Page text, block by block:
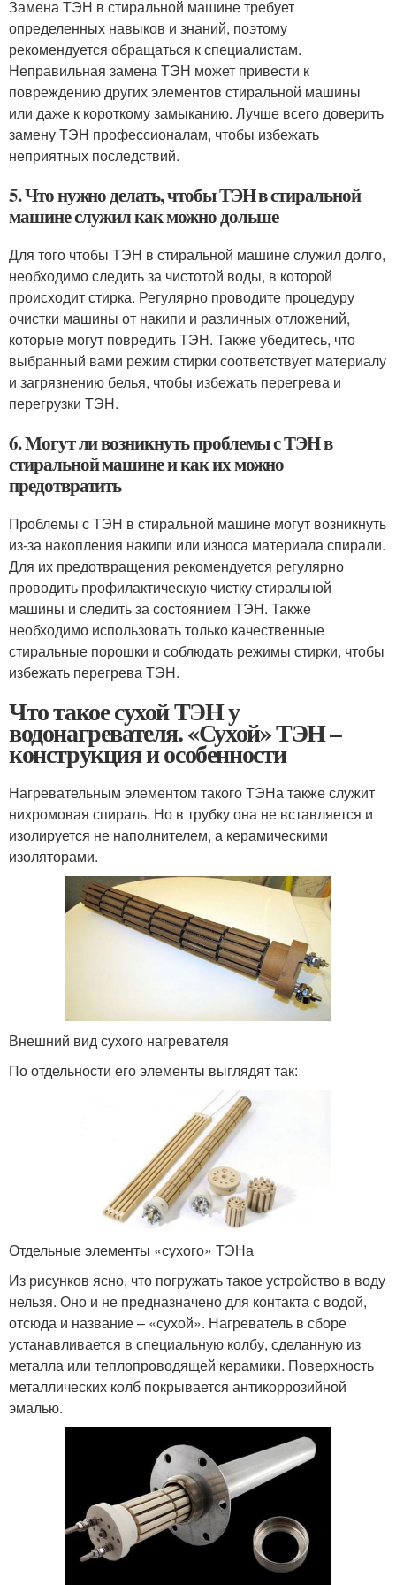
Замена ТЭН в стиральной машине требует
определенных навыков и знаний, поэтому
рекомендуется обращаться к специалистам.
Неправильная замена ТЭН может привести к
повреждению других элементов стиральной машины
или даже к короткому замыканию. Лучше всего доверить
замену ТЭН профессионалам, чтобы избежать
неприятных последствий.
5. Что нужно делать, чтобы ТЭН в стиральной
машине служил как можно дольше
Для того чтобы ТЭН в стиральной машине служил долго,
необходимо следить за чистотой воды, в которой
происходит стирка. Регулярно проводите процедуру
очистки машины от накипи и различных отложений,
которые могут повредить ТЭН. Также убедитесь, что
выбранный вами режим стирки соответствует материалу
и загрязнению белья, чтобы избежать перегрева и
перегрузки ТЭН.
6. Могут ли возникнуть проблемы с ТЭН в
стиральной машине и как их можно
предотвратить
Проблемы с ТЭН в стиральной машине могут возникнуть
из-за накопления накипи или износа материала спирали.
Для их предотвращения рекомендуется регулярно
проводить профилактическую чистку стиральной
машины и следить за состоянием ТЭН. Также
необходимо использовать только качественные
стиральные порошки и соблюдать режимы стирки, чтобы
избежать перегрева ТЭН.
Что такое сухой ТЭН у
водонагревателя. «Сухой» ТЭН –
конструкция и особенности
Нагревательным элементом такого ТЭНа также служит
нихромовая спираль. Но в трубку она не вставляется и
изолируется не наполнителем, а керамическими
изоляторами.
Внешний вид сухого нагревателя
По отдельности его элементы выглядят так:
Отдельные элементы «сухого» ТЭНа
Из рисунков ясно, что погружать такое устройство в воду
нельзя. Оно и не предназначено для контакта с водой,
отсюда и название – «сухой». Нагреватель в сборе
устанавливается в специальную колбу, сделанную из
металла или теплопроводящей керамики. Поверхность
металлических колб покрывается антикоррозийной
эмалью.